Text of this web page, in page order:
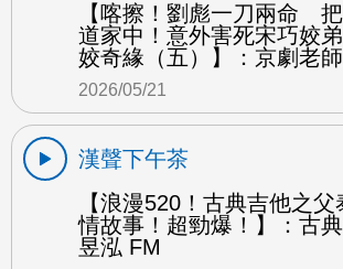
【喀擦！劉彪一刀兩命
道家中！意外害死宋巧姣
姣奇緣（五）】：京劇老
2026/05/21
漢聲下午茶
【浪漫520！古典吉他之
情故事！超勁爆！】：古
昱泓 FM